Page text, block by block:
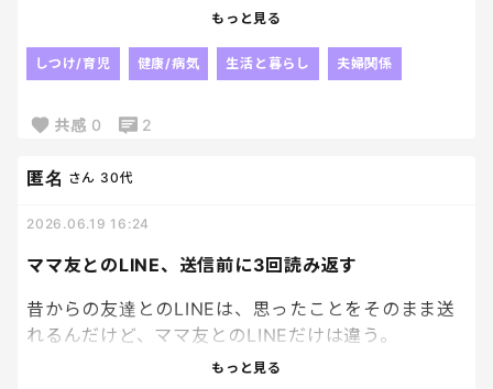
で、今朝起きたら、昨夜旦那が返信していた。
「色々送っていただきありがとうございます！！
ただ、ご指摘が事実かどうかは知る由もありません
が、少なくとも誰にとってもプラスにならないことを
わざわざ言及しないほうが良いですよ。」
まじでよく言った👏👏👏
ああいうおかしい人って、家族には何言ってもいいと
思っているからね、第三者からの指摘はこたえるん
LINEのアナウンス機能っていうものを
こういう時のためにあったんだね‥‥
ずっと表示されてるから
今日も面会予定だけど
もう最低限のものしか伝えてないよー😂
もっと見る
しつけ/育児 健康/病気 生活と暮らし 夫婦関係
共感 0 2
ママ友とのLINE、送信前に3回読み返す
匿名 さん 30代
2026.06.19 16:24
昔からの友達とのLINEは、思ったことをそのまま送
れるんだけど、ママ友とのLINEだけは違う。
もっと見る